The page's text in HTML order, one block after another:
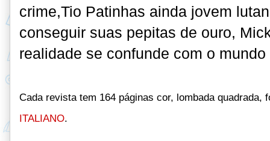
crime,Tio Patinhas ainda jovem
conseguir suas pepitas de ouro,
realidade se confunde com o
Cada revista tem 164 páginas cor, lombada
ITALIANO.